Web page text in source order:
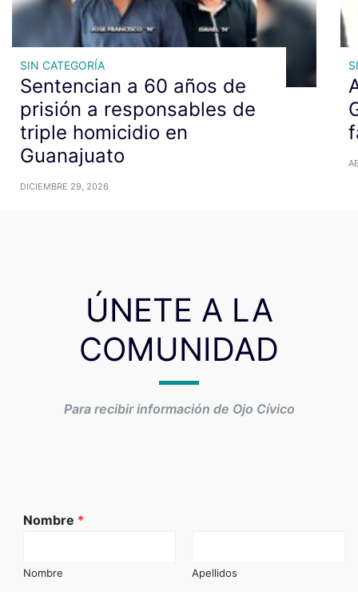
SIN CATEGORÍA
Sentencian a 60 años de
prisión a responsables de
triple homicidio en
Guanajuato
DICIEMBRE 29, 2026
ÚNETE A LA
COMUNIDAD
Para recibir información de Ojo Cívico
Nombre *
Nombre Apellidos